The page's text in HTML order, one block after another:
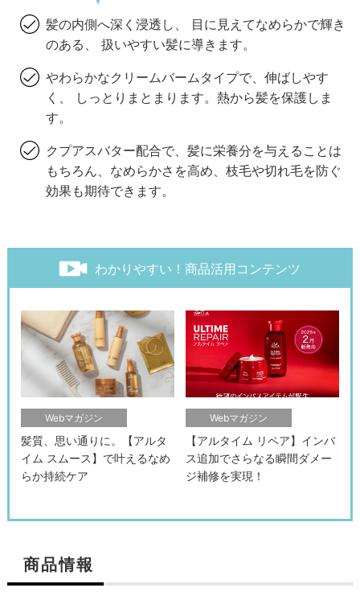
髪の内側へ深く浸透し、 目に見えてなめらかで輝き
のある、 扱いやすい髪に導きます。
やわらかなクリームバームタイプで、伸ばしやす
く、 しっとりまとまります。熱から髪を保護しま
す。
クプアスバター配合で、髪に栄養分を与えることは
もちろん、なめらかさを高め、枝毛や切れ毛を防ぐ
効果も期待できます。
わかりやすい！商品活用コンテンツ
Webマガジン
髪質、思い通りに。【アルタ
イム スムース】で叶えるなめ
らか持続ケア
Webマガジン
【アルタイム リペア】インバ
ス追加でさらなる瞬間ダメー
ジ補修を実現！
商品情報